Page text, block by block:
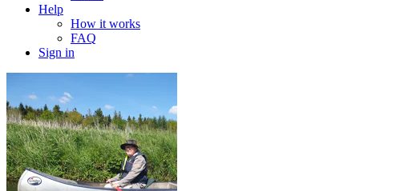
Help
How it works
FAQ
Sign in